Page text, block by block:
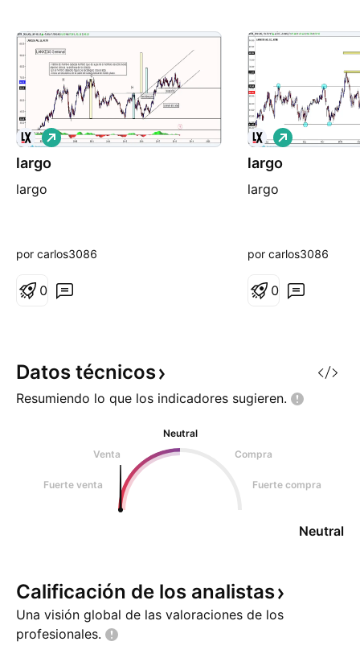
largo
largo
L
a
r
g
o
por carlos3086
0
largo
largo
L
a
r
g
o
por carlos3086
0
Datos técnicos
Resumiendo lo que los indicadores sugieren.
Neutral
Venta
Compra
Fuerte venta Fuerte compra
Neutral
Calificación de los analistas
Una visión global de las valoraciones de los
profesionales.